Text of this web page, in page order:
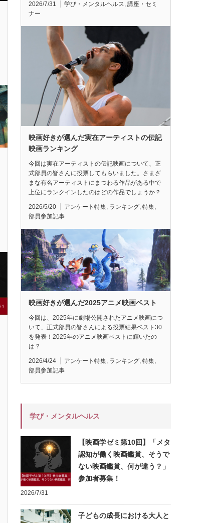
2026/7/31 学び・メンタルヘルス, 講座・セミ
ナー
映画好きが選んだ実在アーティストの伝記
映画ランキング
今回は実在アーティストの伝記映画について、正
式部員の皆さんに投票してもらいました。さまざ
まな有名アーティストにまつわる作品がある中で
上位にランクインしたのはどの作品でしょうか？
2026/5/20 アンケート特集, ランキング, 特集,
部員参加記事
映画好きが選んだ2025アニメ映画ベスト
今回は、2025年に劇場公開されたアニメ映画につ
いて、正式部員の皆さんによる投票結果ベスト30
を発表！2025年のアニメ映画ベストに輝いたの
は？
2026/4/24 アンケート特集, ランキング, 特集,
部員参加記事
学び・メンタルヘルス
【映画学ゼミ第10回】「メタ
認知が働く映画鑑賞、そうで
ない映画鑑賞、何が違う？」
参加者募集！
2026/7/31
子どもの成長における大人と